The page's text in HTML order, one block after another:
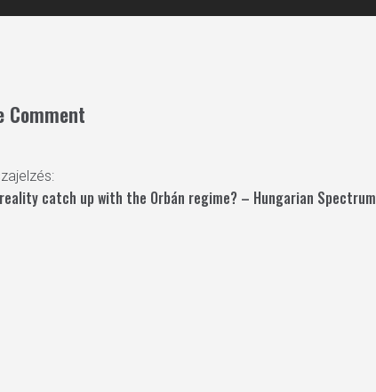
Comment
catch up with the Orbán regime? – Hungarian Spectrum